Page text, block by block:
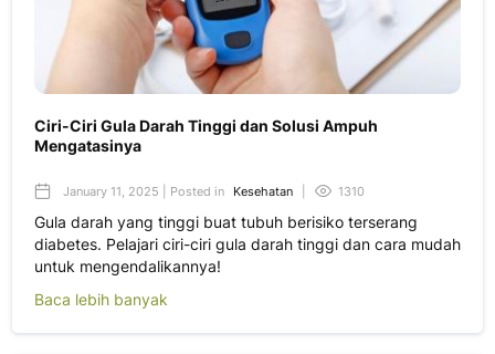
Ciri-Ciri Gula Darah Tinggi dan Solusi Ampuh
Mengatasinya
January 11, 2025 | Posted in Kesehatan 1310
Gula darah yang tinggi buat tubuh berisiko terserang
diabetes. Pelajari ciri-ciri gula darah tinggi dan cara mudah
untuk mengendalikannya!
Baca lebih banyak